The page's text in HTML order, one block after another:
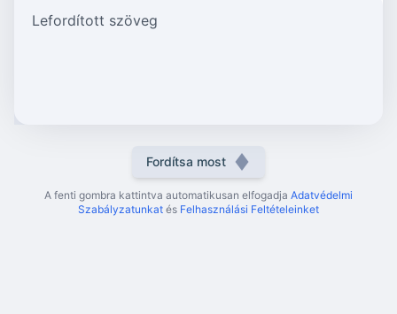
Lefordított szöveg
Fordítsa most
A fenti gombra kattintva automatikusan elfogadja Adatvédelmi
Szabályzatunkat és Felhasználási Feltételeinket